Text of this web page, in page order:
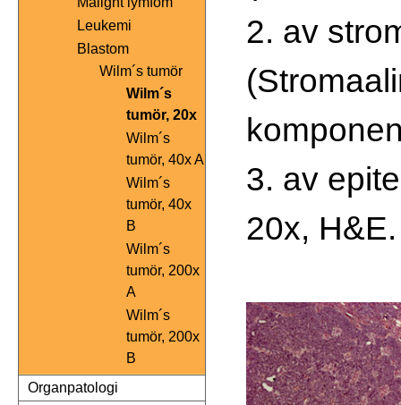
Leukemi
Blastom
Wilm´s tumör
Wilm´s
tumör, 20x
Wilm´s
tumör, 40x A
Wilm´s
tumör, 40x
B
Wilm´s
tumör, 200x
A
Wilm´s
tumör, 200x
B
Organpatologi
2. av
3. av
20x, H&E.